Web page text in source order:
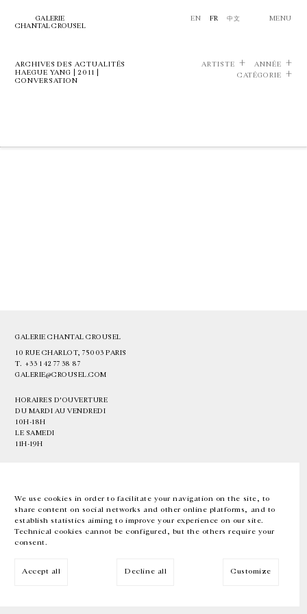
We use cookies in order to facilitate your navigation on the site, to
share content on social networks and other online platforms, and to
establish statistics aiming to improve your experience on our site.
Technical cookies cannot be configured, but the others require your
consent.
Accept all Decline all Customize
GALERIE
CHANTAL CROUSEL
EN FR 中文 MENU
ARCHIVES DES ACTUALITÉS
HAEGUE YANG | 2011 |
CONVERSATION
ARTISTE
ANNÉE
CATÉGORIE
GALERIE CHANTAL CROUSEL
10 RUE CHARLOT, 75003 PARIS
T. +33 1 42 77 38 87
GALERIE@CROUSEL.COM
HORAIRES D'OUVERTURE
DU MARDI AU VENDREDI
10H-18H
LE SAMEDI
11H-19H
EN FR 中文 Facebook Instagram
Inscrivez-vous à notre newsletter